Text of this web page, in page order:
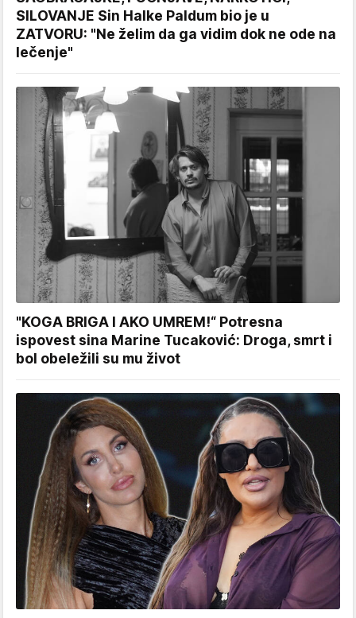
SILOVANJE Sin Halke Paldum bio je u
ZATVORU: "Ne želim da ga vidim dok ne ode na
lečenje"
"KOGA BRIGA I AKO UMREM!“ Potresna
ispovest sina Marine Tucaković: Droga, smrt i
bol obeležili su mu život